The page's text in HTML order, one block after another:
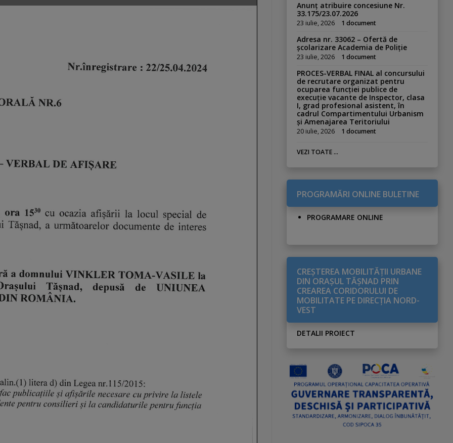
Anunț atribuire concesiune Nr.
33.175/23.07.2026
23 iulie, 2026 1 document
Adresa nr. 33062 – Ofertă de
școlarizare Academia de Poliție
23 iulie, 2026 1 document
PROCES-VERBAL FINAL al concursului
de recrutare organizat pentru
ocuparea funcției publice de
execuție vacante de Inspector, clasa
I, grad profesional asistent, în
cadrul Compartimentului Urbanism
și Amenajarea Teritoriului
20 iulie, 2026 1 document
VEZI TOATE ...
PROGRAMĂRI ONLINE BULETINE
PROGRAMARE ONLINE
CREŞTEREA MOBILITĂŢII URBANE
DIN ORAŞUL TĂŞNAD PRIN
CREAREA CORIDORULUI DE
MOBILITATE PE DIRECŢIA NORD-
VEST
DETALII PROIECT